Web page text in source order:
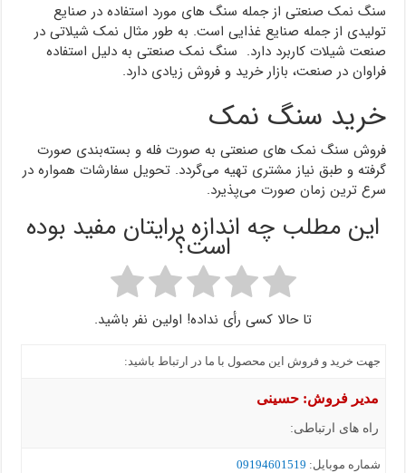
سنگ نمک صنعتی از جمله سنگ های مورد استفاده در صنایع
تولیدی از جمله صنایع غذایی است. به طور مثال نمک شیلاتی در
صنعت شیلات کاربرد دارد. سنگ نمک صنعتی به دلیل استفاده
فراوان در صنعت، بازار خرید و فروش زیادی دارد.
خرید سنگ نمک
فروش سنگ نمک های صنعتی به صورت فله و بسته‌بندی صورت
گرفته و طبق نیاز مشتری تهیه می‌گردد. تحویل سفارشات همواره در
سرع ترین زمان صورت می‌پذیرد.
این مطلب چه اندازه برایتان مفید بوده
است؟
تا حالا کسی رأی نداده! اولین نفر باشید.
جهت خرید و فروش این محصول با ما در ارتباط باشید:
مدیر فروش: حسینی
راه های ارتباطی:
شماره موبايل: 09194601519